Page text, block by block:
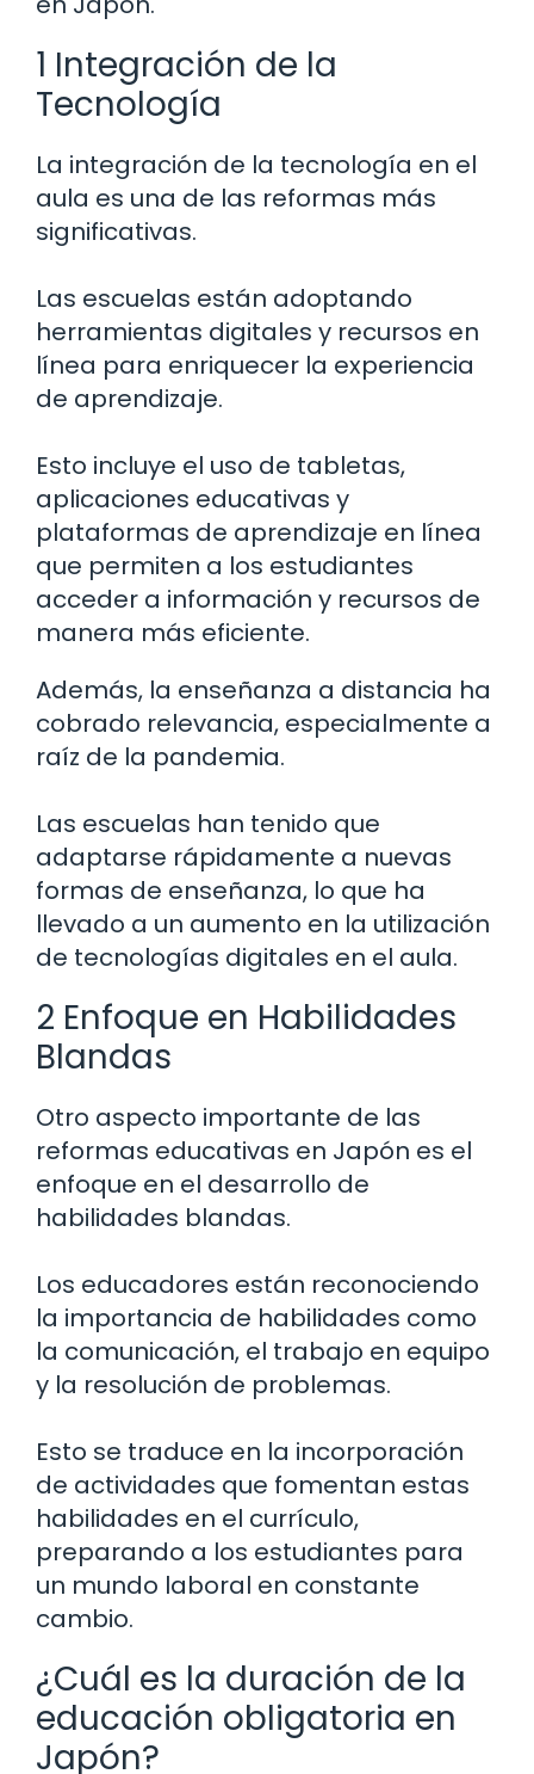
1 Integración de la
Tecnología
La integración de la tecnología en el
aula es una de las reformas más
significativas.
Las escuelas están adoptando
herramientas digitales y recursos en
línea para enriquecer la experiencia
de aprendizaje.
Esto incluye el uso de tabletas,
aplicaciones educativas y
plataformas de aprendizaje en línea
que permiten a los estudiantes
acceder a información y recursos de
manera más eficiente.
Además, la enseñanza a distancia ha
cobrado relevancia, especialmente a
raíz de la pandemia.
Las escuelas han tenido que
adaptarse rápidamente a nuevas
formas de enseñanza, lo que ha
llevado a un aumento en la utilización
de tecnologías digitales en el aula.
2 Enfoque en Habilidades
Blandas
Otro aspecto importante de las
reformas educativas en Japón es el
enfoque en el desarrollo de
habilidades blandas.
Los educadores están reconociendo
la importancia de habilidades como
la comunicación, el trabajo en equipo
y la resolución de problemas.
Esto se traduce en la incorporación
de actividades que fomentan estas
habilidades en el currículo,
preparando a los estudiantes para
un mundo laboral en constante
cambio.
¿Cuál es la duración de la
educación obligatoria en
Japón?